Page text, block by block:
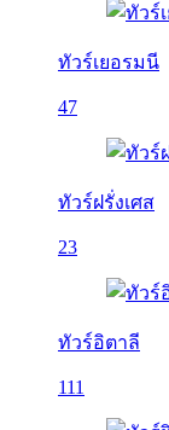
ทัวร์เยอรมนี
47
ทัวร์ฝรั่งเศส
23
ทัวร์อิตาลี
111